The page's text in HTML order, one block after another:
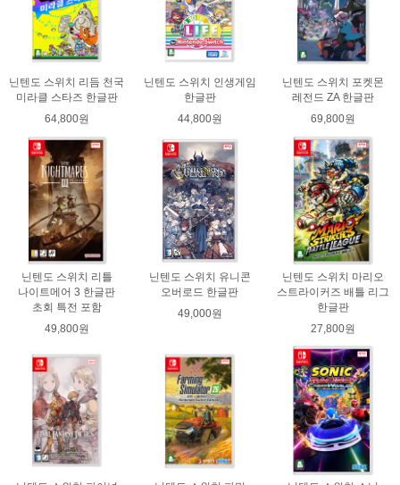
닌텐도 스위치 리듬 천국
미라클 스타즈 한글판
64,800원
닌텐도 스위치 인생게임
한글판
44,800원
닌텐도 스위치 포켓몬
레전드 ZA 한글판
69,800원
닌텐도 스위치 리틀
나이트메어 3 한글판
초회 특전 포함
49,800원
닌텐도 스위치 유니콘
오버로드 한글판
49,000원
닌텐도 스위치 마리오
스트라이커즈 배틀 리그
한글판
27,800원